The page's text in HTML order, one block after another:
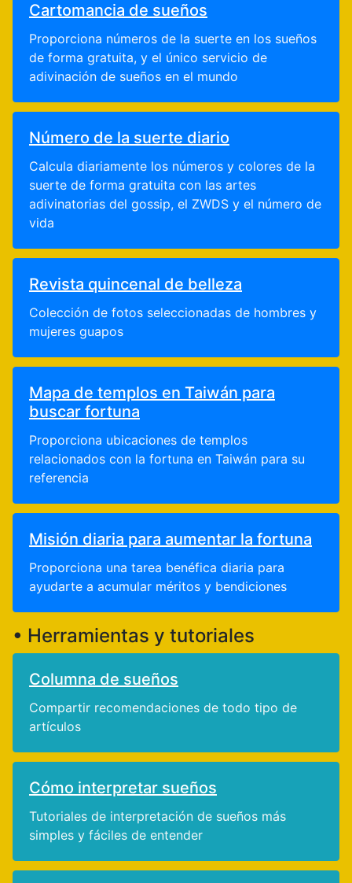
Cartomancia de sueños
Proporciona números de la suerte en los sueños
de forma gratuita, y el único servicio de
adivinación de sueños en el mundo
Número de la suerte diario
Calcula diariamente los números y colores de la
suerte de forma gratuita con las artes
adivinatorias del gossip, el ZWDS y el número de
vida
Revista quincenal de belleza
Colección de fotos seleccionadas de hombres y
mujeres guapos
Mapa de templos en Taiwán para
buscar fortuna
Proporciona ubicaciones de templos
relacionados con la fortuna en Taiwán para su
referencia
Misión diaria para aumentar la fortuna
Proporciona una tarea benéfica diaria para
ayudarte a acumular méritos y bendiciones
• Herramientas y tutoriales
Columna de sueños
Compartir recomendaciones de todo tipo de
artículos
Cómo interpretar sueños
Tutoriales de interpretación de sueños más
simples y fáciles de entender